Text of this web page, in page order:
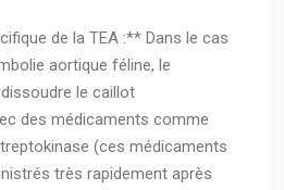
de la TEA :** Dans le cas
aortique féline, le
le caillot
des médicaments comme
(ces médicaments
très rapidement après